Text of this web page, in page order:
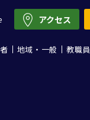
地域・一般 教職員
アクセス